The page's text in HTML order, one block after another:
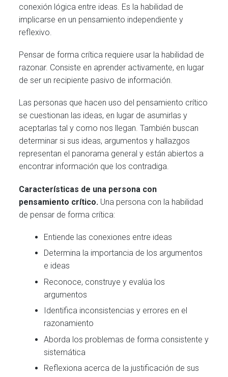
conexión lógica entre ideas. Es la habilidad de
implicarse en un pensamiento independiente y
reflexivo.
Pensar de forma crítica requiere usar la habilidad de
razonar. Consiste en aprender activamente, en lugar
de ser un recipiente pasivo de información.
Las personas que hacen uso del pensamiento crítico
se cuestionan las ideas, en lugar de asumirlas y
aceptarlas tal y como nos llegan. También buscan
determinar si sus ideas, argumentos y hallazgos
representan el panorama general y están abiertos a
encontrar información que los contradiga.
Características de una persona con
pensamiento crítico. Una persona con la habilidad
de pensar de forma crítica:
Entiende las conexiones entre ideas
Determina la importancia de los argumentos
e ideas
Reconoce, construye y evalúa los
argumentos
Identifica inconsistencias y errores en el
razonamiento
Aborda los problemas de forma consistente y
sistemática
Reflexiona acerca de la justificación de sus